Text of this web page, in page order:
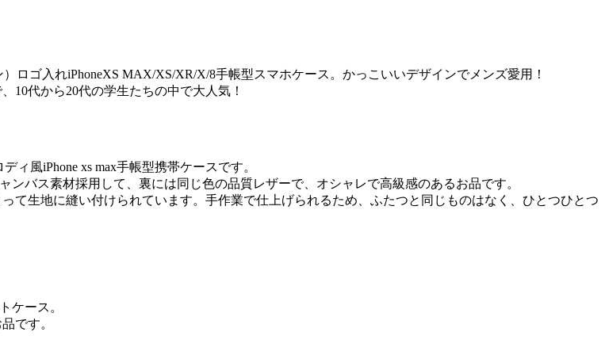
ロゴ入れiPhoneXS MAX/XS/XR/X/8手帳型スマホケース。かっこいいデザインでメンズ愛用！
10代から20代の学生たちの中で大人気！
風iPhone xs max手帳型携帯ケースです。
バス素材採用して、裏には同じ色の品質レザーで、オシャレで高級感のあるお品です。
て生地に縫い付けられています。手作業で仕上げられるため、ふたつと同じものはなく、ひとつひとつ
ケース。
です。